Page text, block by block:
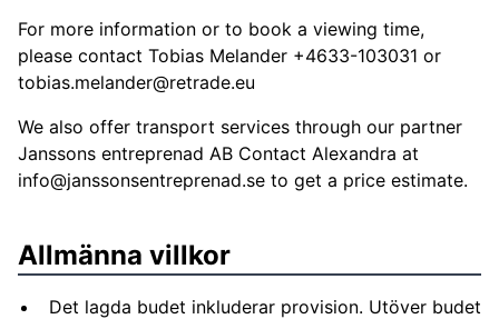
For more information or to book a viewing time,
please contact Tobias Melander +4633-103031 or
tobias.melander@retrade.eu
We also offer transport services through our partner
Janssons entreprenad AB Contact Alexandra at
info@janssonsentreprenad.se to get a price estimate.
Allmänna villkor
Det lagda budet inkluderar provision. Utöver budet